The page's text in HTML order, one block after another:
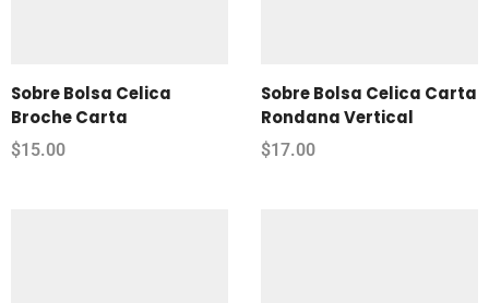
Sobre Bolsa Celica
Broche Carta
$15.00
Sobre Bolsa Celica Carta
Rondana Vertical
$17.00